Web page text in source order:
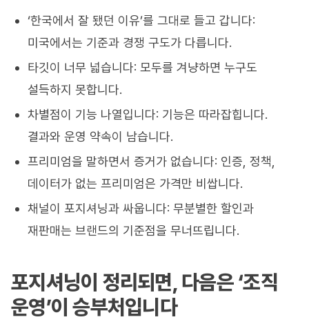
‘한국에서 잘 됐던 이유’를 그대로 들고 갑니다:
미국에서는 기준과 경쟁 구도가 다릅니다.
타깃이 너무 넓습니다: 모두를 겨냥하면 누구도
설득하지 못합니다.
차별점이 기능 나열입니다: 기능은 따라잡힙니다.
결과와 운영 약속이 남습니다.
프리미엄을 말하면서 증거가 없습니다: 인증, 정책,
데이터가 없는 프리미엄은 가격만 비쌉니다.
채널이 포지셔닝과 싸웁니다: 무분별한 할인과
재판매는 브랜드의 기준점을 무너뜨립니다.
포지셔닝이 정리되면, 다음은 ‘조직
운영’이 승부처입니다